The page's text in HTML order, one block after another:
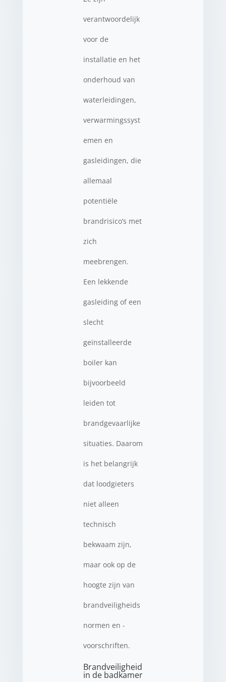
verantwoordelijk
voor de
installatie en het
onderhoud van
waterleidingen,
verwarmingssyst
emen en
gasleidingen, die
allemaal
potentiële
brandrisico’s met
zich
meebrengen.
Een lekkende
gasleiding of een
slecht
geïnstalleerde
boiler kan
bijvoorbeeld
leiden tot
brandgevaarlijke
situaties. Daarom
is het belangrijk
dat loodgieters
niet alleen
technisch
bekwaam zijn,
maar ook op de
hoogte zijn van
brandveiligheids
normen en -
voorschriften.
Brandveiligheid
in de badkamer